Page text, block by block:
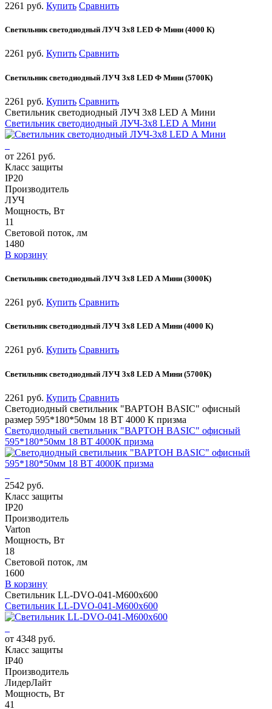
2261 руб. Купить Сравнить
Светильник светодиодный ЛУЧ 3х8 LED Ф Мини (4000 К)
2261 руб. Купить Сравнить
Светильник светодиодный ЛУЧ 3х8 LED Ф Мини (5700К)
2261 руб. Купить Сравнить
Светильник светодиодный ЛУЧ 3х8 LED А Мини
Светильник светодиодный ЛУЧ-3х8 LED А Мини
от 2261 руб.
Класс защиты
IP20
Производитель
ЛУЧ
Мощность, Вт
11
Световой поток, лм
1480
В корзину
Светильник светодиодный ЛУЧ 3х8 LED А Мини (3000К)
2261 руб. Купить Сравнить
Светильник светодиодный ЛУЧ 3х8 LED А Мини (4000 К)
2261 руб. Купить Сравнить
Светильник светодиодный ЛУЧ 3х8 LED А Мини (5700К)
2261 руб. Купить Сравнить
Светодиодный светильник "ВАРТОН BASIC" офисный
размер 595*180*50мм 18 ВТ 4000 К призма
Светодиодный светильник "ВАРТОН BASIC" офисный
595*180*50мм 18 ВТ 4000К призма
2542 руб.
Класс защиты
IP20
Производитель
Varton
Мощность, Вт
18
Световой поток, лм
1600
В корзину
Светильник LL-DVO-041-M600x600
Светильник LL-DVO-041-M600x600
от 4348 руб.
Класс защиты
IP40
Производитель
ЛидерЛайт
Мощность, Вт
41